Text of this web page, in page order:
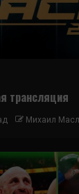
трансляция
Михаил